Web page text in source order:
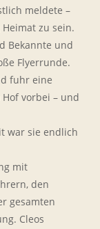
meldete –
zu sein.
Bekannte und
Flyerrunde.
fuhr eine
vorbei – und
war sie endlich
mit
den
gesamten
Cleos